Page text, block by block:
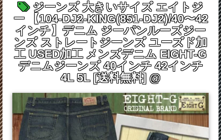
ジーンズ 大きいサイズ エイトジ
ー 【104-DJ2-KING(851-DJ2)/40〜42
インチ】デニム ジーパンルーズジー
ンズ ストレートジーンズ ユーズド加
工 USED加工 メンズデニム EIGHT-G
デニムジーンズ 40インチ 42インチ
4L 5L [送料無料] @